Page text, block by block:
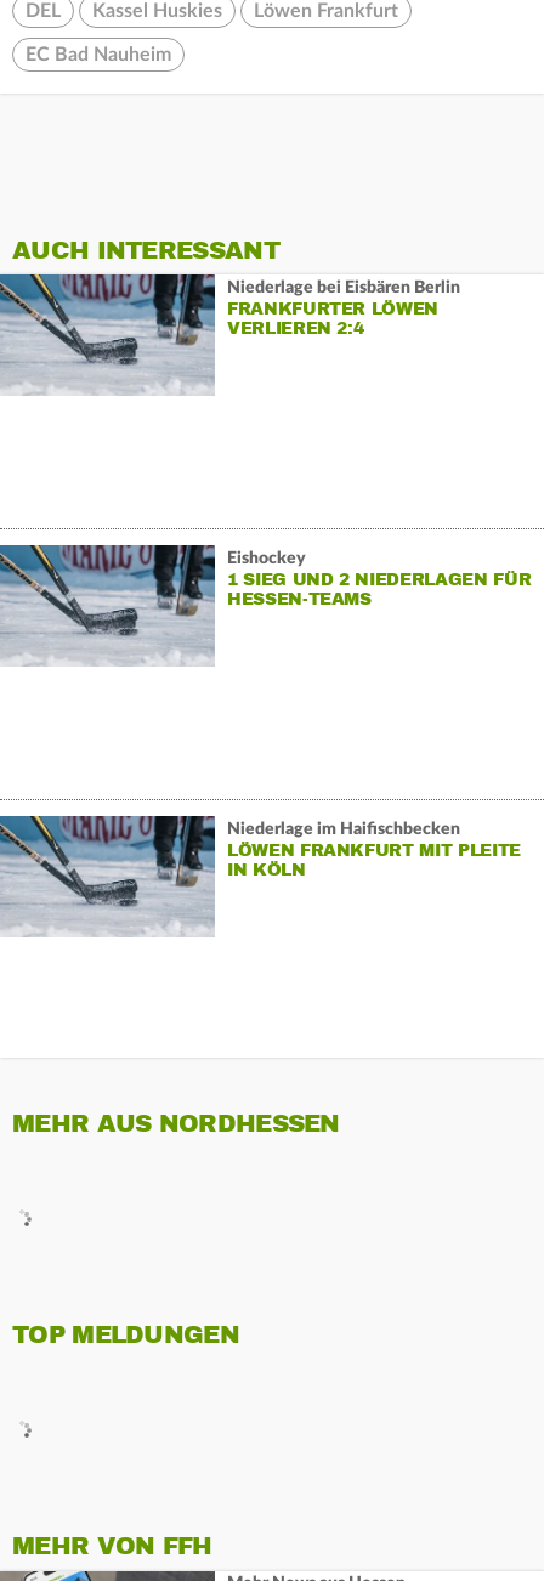
DEL Kassel Huskies Löwen Frankfurt
EC Bad Nauheim
AUCH INTERESSANT
Niederlage bei Eisbären Berlin
FRANKFURTER LÖWEN
VERLIEREN 2:4
Eishockey
1 SIEG UND 2 NIEDERLAGEN FÜR
HESSEN-TEAMS
Niederlage im Haifischbecken
LÖWEN FRANKFURT MIT PLEITE
IN KÖLN
MEHR AUS NORDHESSEN
TOP MELDUNGEN
MEHR VON FFH